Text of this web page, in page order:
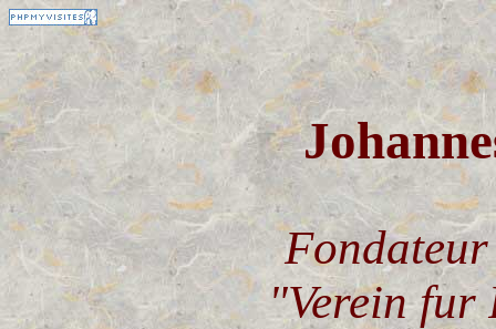
"Verein fur